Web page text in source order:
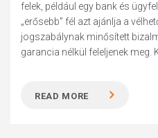
felek, például egy bank és
„erősebb” fél azt ajánlja a
jogszabálynak minősített
garancia nélkül feleljenek meg.
READ MORE